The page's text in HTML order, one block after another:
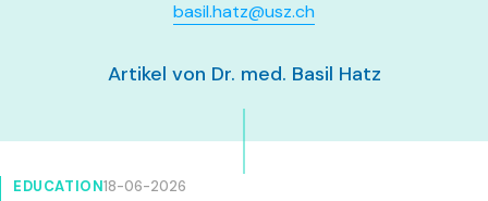
basil.hatz@usz.ch
Artikel von Dr. med. Basil Hatz
EDUCATION18-06-2026